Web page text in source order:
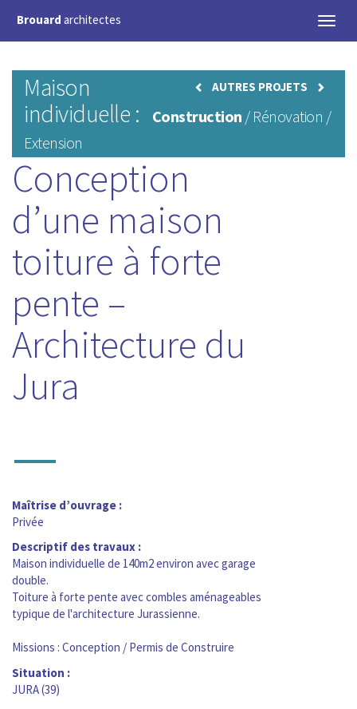
Brouard architectes
AUTRES PROJETS
Maison
individuelle :
Construction / Rénovation /
Extension
Conception
d’une maison
toiture à forte
pente –
Architecture du
Jura
—
Maîtrise d’ouvrage :
Privée
Descriptif des travaux :
Maison individuelle de 140m2 environ avec garage
double.
Toiture à forte pente avec combles aménageables
typique de l'architecture Jurassienne.
Missions : Conception / Permis de Construire
Situation :
JURA (39)